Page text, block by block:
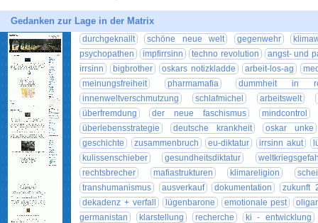
Gedanken zur Lage in der Matrix
durchgeknallt schöne neue welt gegenwehr
psychopathen
impfirrsinn techno revolution
angst- und
irrsinn
bigbrother oskars notizkladde arbeit-los-ag
meinungsfreiheit
pharmamafia
dummheit in
innenweltverschmutzung
schlafmichel
arbeitswelt
überfremdung
der neue faschismus
mindcontrol
überlebensstrategie
deutsche krankheit
oskar unke
geschichte
zusammenbruch eu-diktatur irrsinn akut
kulissenschieber
gesundheitsdiktatur
rechtsbrecher
mafiastrukturen klimareligion
transhumanismus
ausverkauf dokumentation
zukunft
dekadenz + verfall
lügenbarone emotionale pest
germanistan
klarstellung recherche
ki - entwicklung